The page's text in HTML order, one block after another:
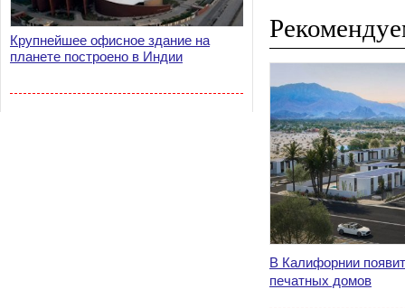
Крупнейшее офисное здание на
планете построено в Индии
В Калифорнии
печатных домов